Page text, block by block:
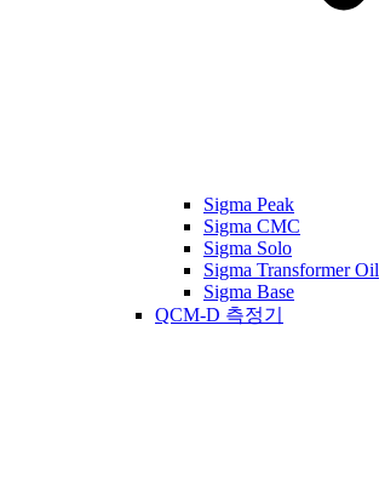
Sigma Peak
Sigma CMC
Sigma Solo
Sigma Transformer Oil
Sigma Base
QCM-D 측정기